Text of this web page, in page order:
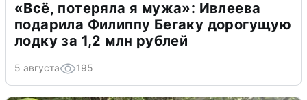
«Всё, потеряла я мужа»: Ивлеева
подарила Филиппу Бегаку дорогущую
лодку за 1,2 млн рублей
5 августа 195